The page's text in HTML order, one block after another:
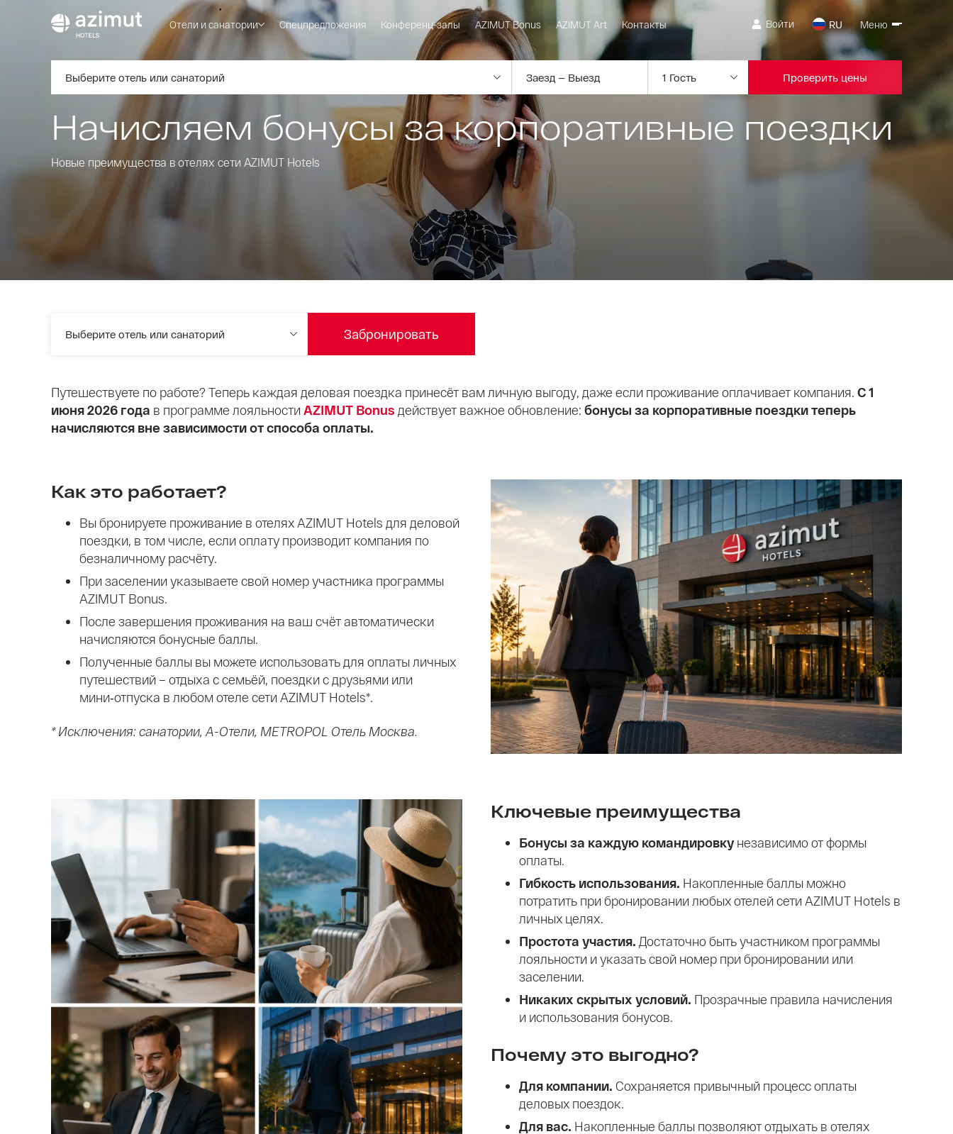
Отели и санатории Спецпредложения Конференц-залы AZIMUT Bonus AZIMUT Art Контакты Войти RU Меню
Выберите отель или санаторий Проверить цены
Начисляем бонусы за корпоративные поездки
Новые преимущества в отелях сети AZIMUT Hotels
Выберите отель или санаторий Забронировать
Путешествуете по работе? Теперь каждая деловая поездка принесёт вам личную выгоду, даже если проживание оплачивает компания. С 1
июня 2026 года в программе лояльностиAZIMUT Bonus действует важное обновление: бонусы за корпоративные поездки теперь
начисляются вне зависимости от способа оплаты.
Как это работает?
Вы бронируете проживание в отелях AZIMUT Hotels для деловой
поездки, в том числе, если оплату производит компания по
безналичному расчёту.
При заселении указываете свой номер участника программы
AZIMUT Bonus.
После завершения проживания на ваш счёт автоматически
начисляются бонусные баллы.
Полученные баллы вы можете использовать для оплаты личных
путешествий – отдыха с семьёй, поездки с друзьями или
мини‑отпуска в любом отеле сети AZIMUT Hotels*.
* Исключения: санатории, А-Отели, METROPOL Отель Москва.
Ключевые преимущества
Бонусы за каждую командировку независимо от формы
оплаты.
Гибкость использования. Накопленные баллы можно
потратить при бронировании любых отелей сети AZIMUT Hotels в
личных целях.
Простота участия. Достаточно быть участником программы
лояльности и указать свой номер при бронировании или
заселении.
Никаких скрытых условий. Прозрачные правила начисления
и использования бонусов.
Почему это выгодно?
Для компании. Сохраняется привычный процесс оплаты
деловых поездок.
Для вас. Накопленные баллы позволяют отдыхать в отелях